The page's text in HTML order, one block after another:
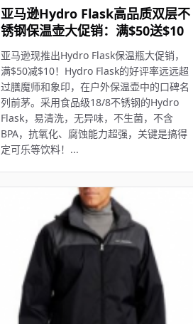
亚马逊Hydro Flask高品质双层不
锈钢保温壶大促销：满$50送$10
亚马逊现推出Hydro Flask保温瓶大促销，
满$50减$10！Hydro Flask的好评率远远超
过膳魔师和象印，在户外保温壶中的口碑名
列前茅。采用食品级18/8不锈钢的Hydro
Flask，易清洗，无异味，不生菌，不含
BPA，抗氧化、腐蚀能力超强，关键是搞得
定可乐等饮料！...